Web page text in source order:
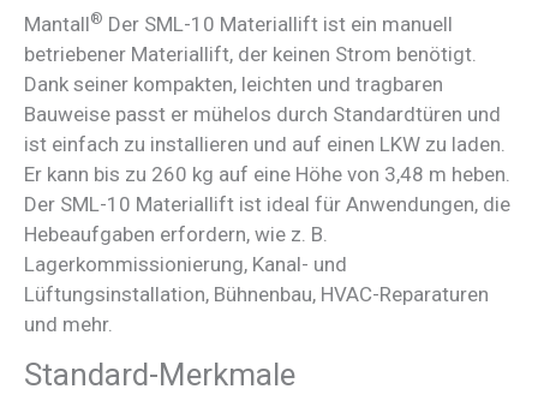
Mantall® Der SML-10 Materiallift ist ein manuell
betriebener Materiallift, der keinen Strom benötigt.
Dank seiner kompakten, leichten und tragbaren
Bauweise passt er mühelos durch Standardtüren und
ist einfach zu installieren und auf einen LKW zu laden.
Er kann bis zu 260 kg auf eine Höhe von 3,48 m heben.
Der SML-10 Materiallift ist ideal für Anwendungen, die
Hebeaufgaben erfordern, wie z. B.
Lagerkommissionierung, Kanal- und
Lüftungsinstallation, Bühnenbau, HVAC-Reparaturen
und mehr.
Standard-Merkmale